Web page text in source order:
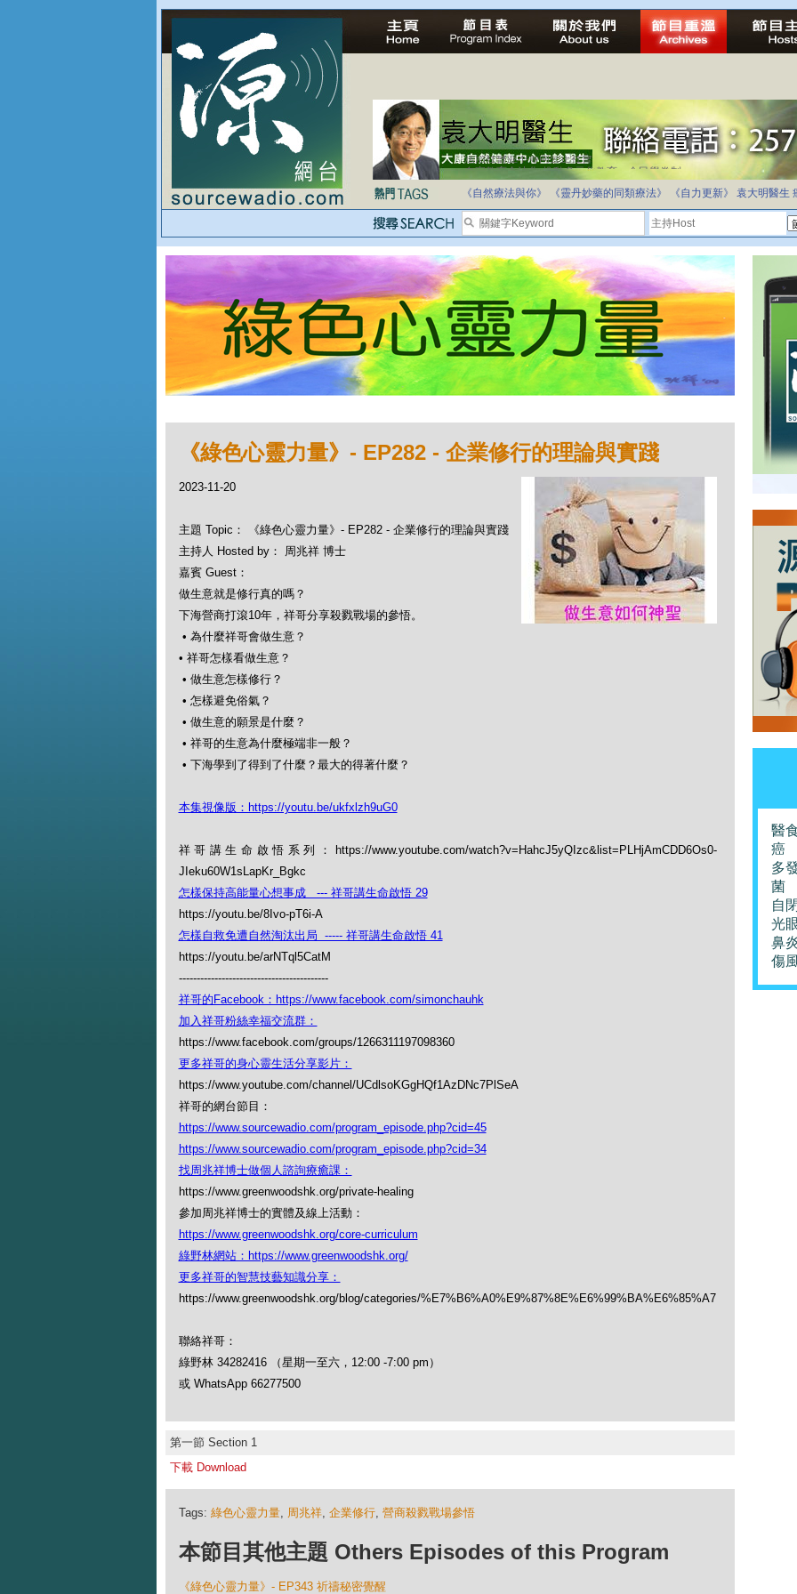
自家教育合法化-推動多元化教育，全民學卷制
《自然療法與你》 《靈丹妙藥的同類療法》 《自力更新》 袁大明醫生
《綠色心靈力量》- EP282 - 企業修行的理論與實踐
2023-11-20
主題 Topic： 《綠色心靈力量》- EP282 - 企業修行的理論與實踐
主持人 Hosted by： 周兆祥 博士
嘉賓 Guest：
做生意就是修行真的嗎？
下海營商打滾10年，祥哥分享殺戮戰場的參悟。
• 為什麼祥哥會做生意？
• 祥哥怎樣看做生意？
• 做生意怎樣修行？
• 怎樣避免俗氣？
• 做生意的願景是什麼？
• 祥哥的生意為什麼極端非一般？
• 下海學到了得到了什麼？最大的得著什麼？
本集視像版：https://youtu.be/ukfxlzh9uG0
祥哥講生命啟悟系列：https://www.youtube.com/watch?v=HahcJ5yQIzc&list=PLHjAmCDD6Os0-
JIeku60W1sLapKr_Bgkc
怎樣保持高能量心想事成 --- 祥哥講生命啟悟 29
https://youtu.be/8Ivo-pT6i-A
怎樣自救免遭自然淘汰出局 ----- 祥哥講生命啟悟 41
https://youtu.be/arNTql5CatM
------------------------------------------
祥哥的Facebook：https://www.facebook.com/simonchauhk
加入祥哥粉絲幸福交流群：
https://www.facebook.com/groups/1266311197098360
更多祥哥的身心靈生活分享影片：
https://www.youtube.com/channel/UCdlsoKGgHQf1AzDNc7PlSeA
祥哥的網台節目：
https://www.sourcewadio.com/program_episode.php?cid=45
https://www.sourcewadio.com/program_episode.php?cid=34
找周兆祥博士做個人諮詢療癒課：
https://www.greenwoodshk.org/private-healing
參加周兆祥博士的實體及線上活動：
https://www.greenwoodshk.org/core-curriculum
綠野林網站：https://www.greenwoodshk.org/
更多祥哥的智慧技藝知識分享：
https://www.greenwoodshk.org/blog/categories/%E7%B6%A0%E9%87%8E%E6%99%BA%E6%85%A7
聯絡祥哥：
綠野林 34282416 （星期一至六，12:00 -7:00 pm）
或 WhatsApp 66277500
第一節 Section 1
下載 Download
Tags: 綠色心靈力量, 周兆祥, 企業修行, 營商殺戮戰場參悟
本節目其他主題 Others Episodes of this Program
《綠色心靈力量》- EP343 祈禱秘密覺醒
醫
癌
多
菌
自
光
鼻
傷